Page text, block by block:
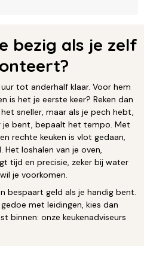
bezig als je zelf
tot anderhalf klaar. Voor hem
is het je eerste keer? Reken dan
sneller, maar als je pech hebt,
je bent, bepaalt het tempo. Met
rechte keuken is vlot gedaan,
Het loshalen van je oven,
tijd en precisie, zeker bij water
je voorkomen.
bespaart geld als je handig bent.
met leidingen, kies dan
binnen: onze keukenadviseurs